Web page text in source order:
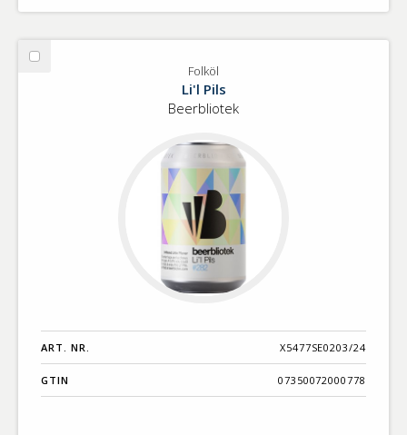
Välj
Folköl
Li'l Pils
Beerbliotek
ART. NR. X5477SE0203/24
GTIN 07350072000778